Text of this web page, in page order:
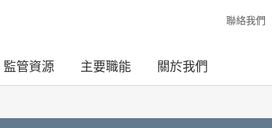
聯絡我們
監管資源 主要職能 關於我們